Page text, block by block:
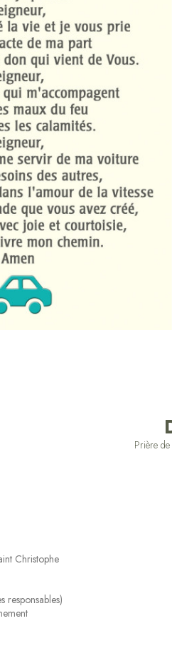
Prière
Christophe
responsables)